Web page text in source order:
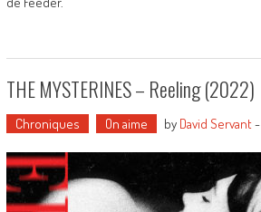
THE MYSTERINES – Reeling (2022)
Chroniques On aime by David Servant-